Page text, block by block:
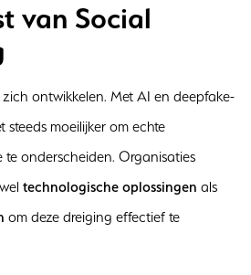
van Social
ontwikkelen. Met AI en deepfake-
moeilijker om echte
onderscheiden. Organisaties
technologische oplossingen als
om deze dreiging effectief te